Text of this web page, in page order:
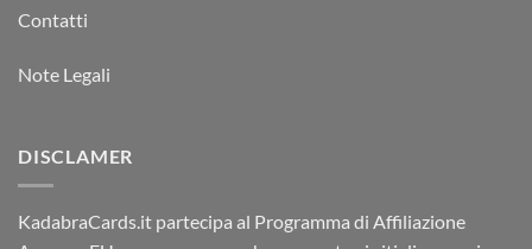
Contatti
Note Legali
DISCLAMER
KadabraCards.it partecipa al Programma di Affiliazione